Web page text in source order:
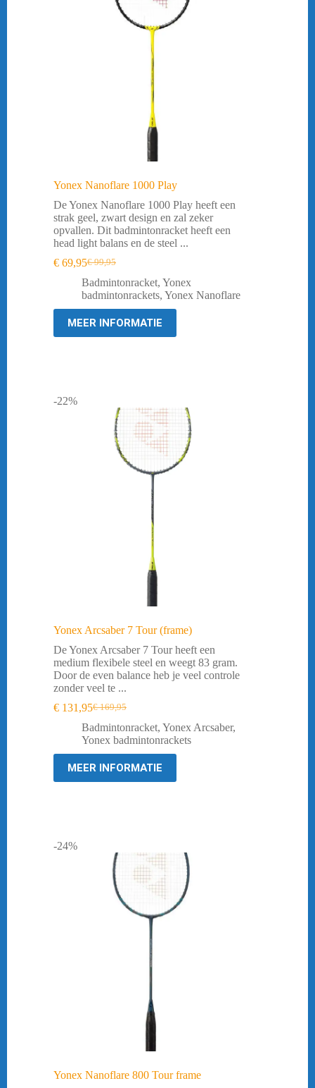
Yonex Nanoflare 1000 Play
De Yonex Nanoflare 1000 Play heeft een
strak geel, zwart design en zal zeker
opvallen. Dit badmintonracket heeft een
head light balans en de steel ...
€99,95
Oorspronkelijke
prijs
was:
€ 69,95Huidige
prijs
is:
Badmintonracket, Yonex
badmintonrackets, Yonex Nanoflare
MEER INFORMATIE
-22%
Yonex Arcsaber 7 Tour (frame)
De Yonex Arcsaber 7 Tour heeft een
medium flexibele steel en weegt 83 gram.
Door de even balance heb je veel controle
zonder veel te ...
€169,95
Oorspronkelijke
prijs
was:
€ 169,95.
€ 131,95Huidige
prijs
is:
€ 131,95.
Badmintonracket, Yonex Arcsaber,
Yonex badmintonrackets
MEER INFORMATIE
-24%
Yonex Nanoflare 800 Tour frame